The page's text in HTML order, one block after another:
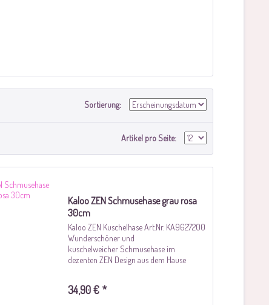
Sortierung:
Artikel pro Seite:
Kaloo ZEN Schmusehase grau rosa
30cm
Kaloo ZEN Kuschelhase Art.Nr. KA9627200
Wunderschöner und
kuschelweicher Schmusehase im
dezenten ZEN Design aus dem Hause
Verarbeitung und die schöne Größe...
34,90 € *